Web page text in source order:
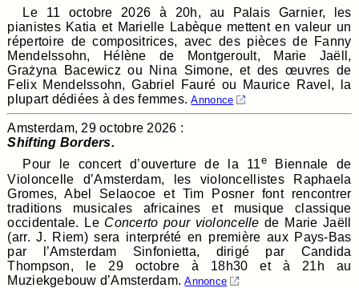
Le 11 octobre 2026 à 20h, au Palais Garnier, les
pianistes Katia et Marielle Labèque mettent en valeur un
répertoire de compositrices, avec des pièces de Fanny
Mendelssohn, Hélène de Montgeroult, Marie Jaëll,
Grażyna Bacewicz ou Nina Simone, et des œuvres de
Felix Mendelssohn, Gabriel Fauré ou Maurice Ravel, la
plupart dédiées à des femmes.Annonce
Amsterdam, 29 octobre 2026 :
Shifting Borders.
Pour le concert d’ouverture de la 11e Biennale de
Violoncelle d’Amsterdam, les violoncellistes Raphaela
Gromes, Abel Selaocoe et Tim Posner font rencontrer
traditions musicales africaines et musique classique
occidentale. Le Concerto pour violoncelle de Marie Jaëll
(arr. J. Riem) sera interprété en première aux Pays-Bas
par l’Amsterdam Sinfonietta, dirigé par Candida
Thompson, le 29 octobre à 18h30 et à 21h au
Muziekgebouw d’Amsterdam.Annonce